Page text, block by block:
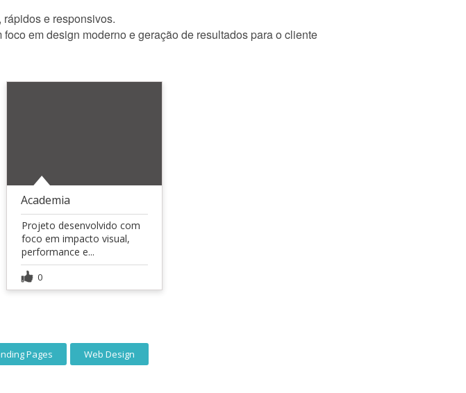
e responsivos.
em design moderno e geração de resultados para o cliente
Academia
Projeto desenvolvido com
foco em impacto visual,
performance e...
0
Pages Web Design